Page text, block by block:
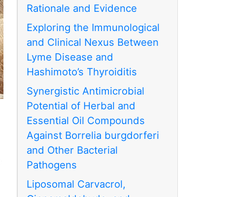
Rationale and Evidence
Exploring the Immunological
and Clinical Nexus Between
Lyme Disease and
Hashimoto’s Thyroiditis
Synergistic Antimicrobial
Potential of Herbal and
Essential Oil Compounds
Against Borrelia burgdorferi
and Other Bacterial
Pathogens
Liposomal Carvacrol,